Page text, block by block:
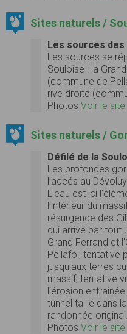
Sites naturels /
Les sources des
Les sources se
Souloise : la
(commune de
rive droite
Photos Voir le site
Sites naturels /
Défilé de la
Les profondes
l'accés au
L'eau est ici
l'intérieur du
résurgence des
qui arrive par tout
Grand Ferrand et
Pellafol, tentative
jusqu'aux terres
massif, tentative
l'érosion
tunnel taillé dans
randonnée original…
Photos Voir le site